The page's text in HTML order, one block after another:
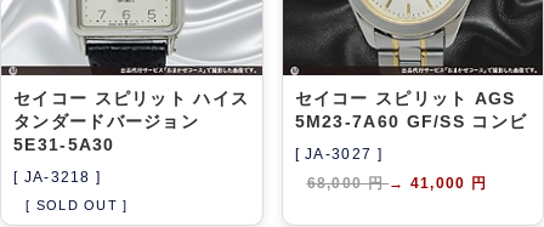
セイコー スピリット ハイス
タンダードバージョン
5E31-5A30
[ JA-3218 ]
[ SOLD OUT ]
セイコー スピリット AGS
5M23-7A60 GF/SS コンビ
[ JA-3027 ]
68,000 円→ 41,000 円